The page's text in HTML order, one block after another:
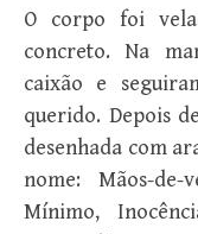
O corpo foi
concreto. Na
caixão e
querido. Depois
desenhada com
nome: Mãos-
Mínimo,